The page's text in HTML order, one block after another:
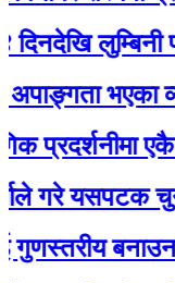
लुम्बिनी
भएका
एकै
यसपटक चुनाव
बनाउन